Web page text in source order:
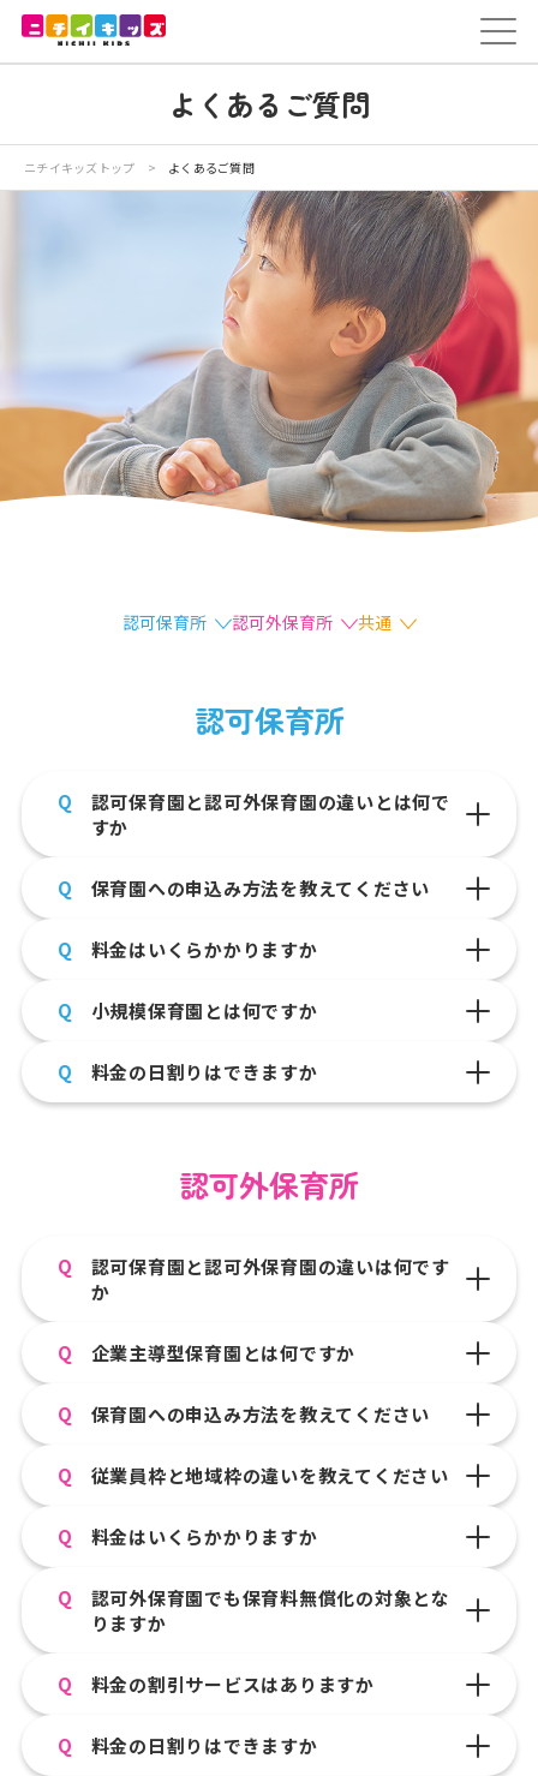
ニチイが大切にしていること
法人のお客様
教育研修
保育のお役立ち情報
よくあるご質問
サイトマップ ニチイ学館オフィシャルサイト
よくあるご質問
ニチイキッズトップ > よくあるご質問
認可保育所 認可外保育所 共通
認可保育所
Q
認可保育園と認可外保育園の違いとは何で
すか
Q 保育園への申込み方法を教えてください
Q 料金はいくらかかりますか
Q 小規模保育園とは何ですか
Q 料金の日割りはできますか
認可外保育所
Q
認可保育園と認可外保育園の違いは何です
か
Q 企業主導型保育園とは何ですか
Q 保育園への申込み方法を教えてください
Q 従業員枠と地域枠の違いを教えてください
Q 料金はいくらかかりますか
Q
認可外保育園でも保育料無償化の対象とな
りますか
Q 料金の割引サービスはありますか
Q 料金の日割りはできますか